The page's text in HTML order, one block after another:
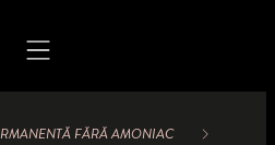
FĂRĂ AMONIAC